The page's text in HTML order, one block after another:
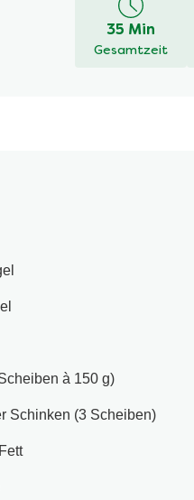
dieses
recipe
35 Min
Gesamtzeit
à 150 g)
Schinken (3 Scheiben)